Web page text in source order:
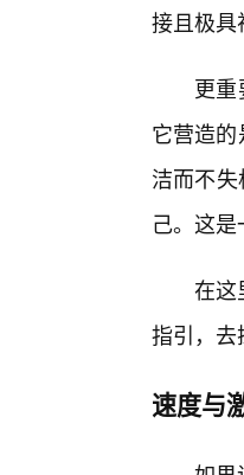
接且极
更
它营造
洁而不
己。这
在这
指引，去
速度与